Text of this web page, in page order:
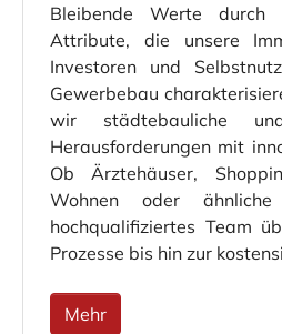
Bleibende Werte durch
Attribute, die unsere
Investoren und
Gewerbebau
wir städtebauliche
Herausforderungen mit
Ob Ärztehäuser,
Wohnen oder
hochqualifiziertes Team
Prozesse bis hin zur
Mehr